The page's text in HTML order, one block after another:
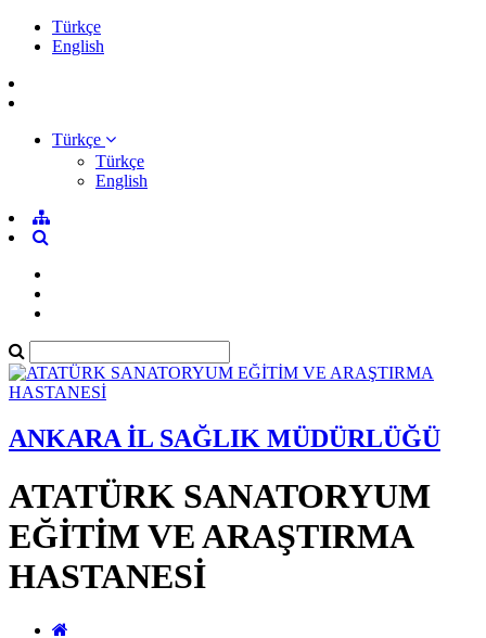
Türkçe
English
Türkçe
Türkçe
English
ANKARA İL SAĞLIK MÜDÜRLÜĞÜ
ATATÜRK SANATORYUM
EĞİTİM VE ARAŞTIRMA
HASTANESİ